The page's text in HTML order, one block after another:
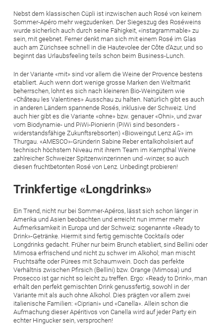
Nebst dem klassischen Cüpli ist inzwischen auch Rosé von keinem
Sommer-Apéro mehr wegzudenken. Der Siegeszug des Roséweins
wurde sicherlich auch durch seine Fähigkeit, «instagrammable» zu
sein, mit geebnet. Ferner denkt man sich mit einem Rosé im Glas
auch am Zürichsee schnell in die Hautevolee der Côte d’Azur, und so
beginnt das Urlaubsfeeling teils schon beim Business-Lunch.
In der Variante «mit» sind vor allem die Weine der Provence bestens
etabliert. Auch wenn dort wenige grosse Marken den Weltmarkt
beherrschen, lohnt es sich nach kleineren Bio-Weingütern wie
«Château les Valentines» Ausschau zu halten. Natürlich gibt es auch
in anderen Ländern spannende Rosés, inklusive der Schweiz. Und
auch hier gibt es die Variante «ohne» bzw. genauer «Ohni», und zwar
vom Biodynamie- und PiWi-Pionierin (PiWi sind besonders ­
widerstandsfähige Zukunftsrebsorten) «Bioweingut Lenz AG» im
Thurgau. «AMESCO»-Gründerin Sabine Reber entalkoholisiert auf
technisch höchstem Niveau mit ihrem Team im Kempthal Weine
zahlreicher Schweizer Spitzenwinzerinnen und -winzer, so auch
diesen fruchtbetonten Rosé von Lenz. Unbedingt probieren!
Trinkfertige «Longdrinks»
Ein Trend, nicht nur bei Sommer-Apéros, lässt sich schon länger in
Amerika und Asien beobachten und erreicht nun immer mehr
Aufmerksamkeit in Europa und der Schweiz: sogenannte «Ready to
Drink»-Getränke. Hiermit sind fertig gemischte Cocktails oder
Longdrinks gedacht. Früher nur beim Brunch etabliert, sind Bellini oder
Mimosa erfrischend und nicht zu schwer im Alkohol; man mischt
Fruchtsäfte oder Pürees mit Schaumwein. Doch das perfekte
Verhältnis zwischen Pfirsich (Bellini) bzw. Orange (Mimosa) und
Prosecco ist gar nicht so leicht zu treffen. Ergo: «Ready to Drink», man
erhält den perfekt gemischten Drink genussfertig, sowohl in der
Variante mit als auch ohne Alkohol. Dies prägten vor allem zwei
italienische Familien: «Cipriani» und «Canella». Allein schon die
Aufmachung dieser Apéritivos von Canella wird auf jeder Party ein
echter Hingucker sein, versprochen!